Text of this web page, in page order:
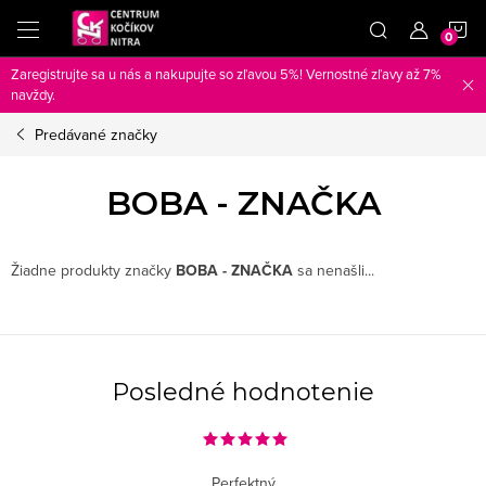
obsah
Zaregistrujte sa u nás a nakupujte so zľavou 5%! Vernostné zľavy až 7%
navždy.
Predávané značky
BOBA - ZNAČKA
Žiadne produkty značky BOBA - ZNAČKA sa nenašli...
Posledné hodnotenie